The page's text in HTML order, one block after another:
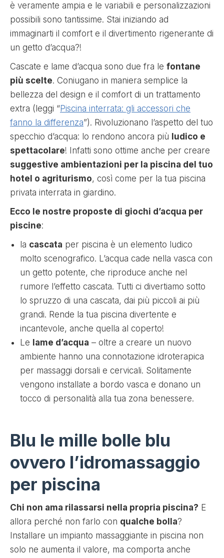
è veramente ampia e le variabili e personalizzazioni
possibili sono tantissime. Stai iniziando ad
immaginarti il comfort e il divertimento rigenerante di
un getto d’acqua?!
Cascate e lame d’acqua sono due fra le fontane
più scelte. Coniugano in maniera semplice la
bellezza del design e il comfort di un trattamento
extra (leggi “Piscina interrata: gli accessori che
fanno la differenza”). Rivoluzionano l’aspetto del tuo
specchio d’acqua: lo rendono ancora più ludico e
spettacolare! Infatti sono ottime anche per creare
suggestive ambientazioni per la piscina del tuo
hotel o agriturismo, così come per la tua piscina
privata interrata in giardino.
Ecco le nostre proposte di giochi d’acqua per
piscine:
la cascata per piscina è un elemento ludico
molto scenografico. L’acqua cade nella vasca con
un getto potente, che riproduce anche nel
rumore l’effetto cascata. Tutti ci divertiamo sotto
lo spruzzo di una cascata, dai più piccoli ai più
grandi. Rende la tua piscina divertente e
incantevole, anche quella al coperto!
Le lame d’acqua – oltre a creare un nuovo
ambiente hanno una connotazione idroterapica
per massaggi dorsali e cervicali. Solitamente
vengono installate a bordo vasca e donano un
tocco di personalità alla tua zona benessere.
Blu le mille bolle blu
ovvero l’idromassaggio
per piscina
Chi non ama rilassarsi nella propria piscina? E
allora perché non farlo con qualche bolla?
Installare un impianto massaggiante in piscina non
solo ne aumenta il valore, ma comporta anche